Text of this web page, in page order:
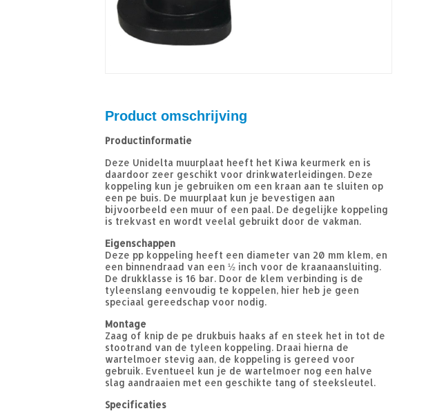
Product omschrijving
Productinformatie
Deze Unidelta muurplaat heeft het Kiwa keurmerk en is
daardoor zeer geschikt voor drinkwaterleidingen. Deze
koppeling kun je gebruiken om een kraan aan te sluiten op
een pe buis. De muurplaat kun je bevestigen aan
bijvoorbeeld een muur of een paal. De degelijke koppeling
is trekvast en wordt veelal gebruikt door de vakman.
Eigenschappen
Deze pp koppeling heeft een diameter van 20 mm klem, en
een binnendraad van een ½ inch voor de kraanaansluiting.
De drukklasse is 16 bar. Door de klem verbinding is de
tyleenslang eenvoudig te koppelen, hier heb je geen
speciaal gereedschap voor nodig.
Montage
Zaag of knip de pe drukbuis haaks af en steek het in tot de
stootrand van de tyleen koppeling. Draai hierna de
wartelmoer stevig aan, de koppeling is gereed voor
gebruik. Eventueel kun je de wartelmoer nog een halve
slag aandraaien met een geschikte tang of steeksleutel.
Specificaties